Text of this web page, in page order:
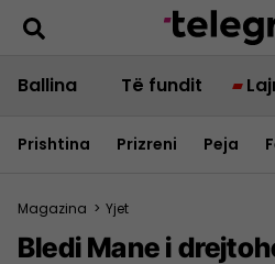
Ballina Të fundit
Prishtina Prizreni Peja
Magazina > Yjet
Bledi Mane i